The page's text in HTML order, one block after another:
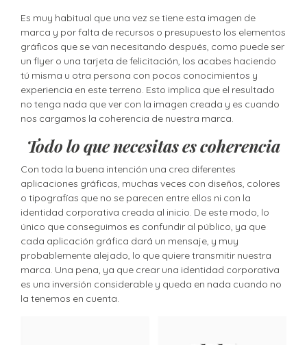
Es muy habitual que una vez se tiene esta imagen de
marca y por falta de recursos o presupuesto los elementos
gráficos que se van necesitando después, como puede ser
un flyer o una tarjeta de felicitación, los acabes haciendo
tú misma u otra persona con pocos conocimientos y
experiencia en este terreno. Esto implica que el resultado
no tenga nada que ver con la imagen creada y es cuando
nos cargamos la coherencia de nuestra marca.
Todo lo que necesitas es coherencia
Con toda la buena intención una crea diferentes
aplicaciones gráficas, muchas veces con diseños, colores
o tipografías que no se parecen entre ellos ni con la
identidad corporativa creada al inicio. De este modo, lo
único que conseguimos es confundir al público, ya que
cada aplicación gráfica dará un mensaje, y muy
probablemente alejado, lo que quiere transmitir nuestra
marca. Una pena, ya que crear una identidad corporativa
es una inversión considerable y queda en nada cuando no
la tenemos en cuenta.